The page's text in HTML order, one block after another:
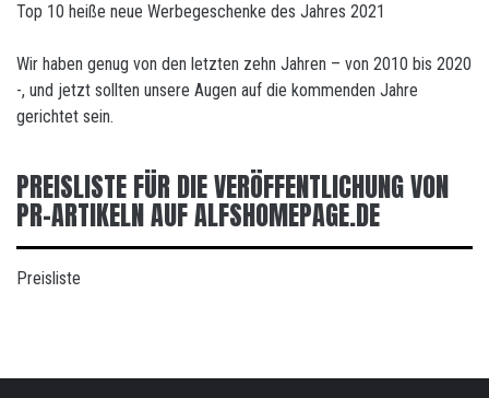
Top 10 heiße neue Werbegeschenke des Jahres 2021
Wir haben genug von den letzten zehn Jahren – von 2010 bis 2020
-, und jetzt sollten unsere Augen auf die kommenden Jahre
gerichtet sein.
PREISLISTE FÜR DIE VERÖFFENTLICHUNG VON
PR-ARTIKELN AUF ALFSHOMEPAGE.DE
Preisliste